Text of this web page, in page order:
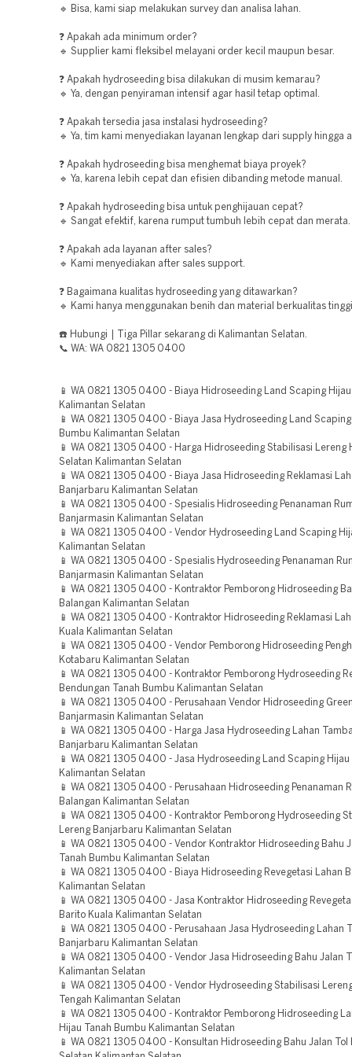
🔹 Bisa, kami siap melakukan survey dan analisa lahan.
❓ Apakah ada minimum order?
🔹 Supplier kami fleksibel melayani order kecil maupun besar.
❓ Apakah hydroseeding bisa dilakukan di musim kemarau?
🔹 Ya, dengan penyiraman intensif agar hasil tetap optimal.
❓ Apakah tersedia jasa instalasi hydroseeding?
🔹 Ya, tim kami menyediakan layanan lengkap dari supply hingga
❓ Apakah hydroseeding bisa menghemat biaya proyek?
🔹 Ya, karena lebih cepat dan efisien dibanding metode manual.
❓ Apakah hydroseeding bisa untuk penghijauan cepat?
🔹 Sangat efektif, karena rumput tumbuh lebih cepat dan merata.
❓ Apakah ada layanan after sales?
🔹 Kami menyediakan after sales support.
❓ Bagaimana kualitas hydroseeding yang ditawarkan?
🔹 Kami hanya menggunakan benih dan material berkualitas
☎️ Hubungi | Tiga Pillar sekarang di Kalimantan Selatan.
📞 WA: WA 0821 1305 0400
📱 WA 0821 1305 0400 - Biaya Hidroseeding Land Scaping
Kalimantan Selatan
📱 WA 0821 1305 0400 - Biaya Jasa Hydroseeding Land
Bumbu Kalimantan Selatan
📱 WA 0821 1305 0400 - Harga Hidroseeding Stabilisasi Lereng
Selatan Kalimantan Selatan
📱 WA 0821 1305 0400 - Biaya Jasa Hidroseeding Reklamasi
Banjarbaru Kalimantan Selatan
📱 WA 0821 1305 0400 - Spesialis Hidroseeding Penanaman
Banjarmasin Kalimantan Selatan
📱 WA 0821 1305 0400 - Vendor Hydroseeding Land Scaping
Kalimantan Selatan
📱 WA 0821 1305 0400 - Spesialis Hydroseeding Penanaman
Banjarmasin Kalimantan Selatan
📱 WA 0821 1305 0400 - Kontraktor Pemborong Hidroseeding
Balangan Kalimantan Selatan
📱 WA 0821 1305 0400 - Kontraktor Hidroseeding Reklamasi
Kuala Kalimantan Selatan
📱 WA 0821 1305 0400 - Vendor Pemborong Hidroseeding
Kotabaru Kalimantan Selatan
📱 WA 0821 1305 0400 - Kontraktor Pemborong Hydroseeding
Bendungan Tanah Bumbu Kalimantan Selatan
📱 WA 0821 1305 0400 - Perusahaan Vendor Hidroseeding
Banjarmasin Kalimantan Selatan
📱 WA 0821 1305 0400 - Harga Jasa Hydroseeding Lahan
Banjarbaru Kalimantan Selatan
📱 WA 0821 1305 0400 - Jasa Hydroseeding Land Scaping
Kalimantan Selatan
📱 WA 0821 1305 0400 - Perusahaan Hidroseeding Penanaman
Balangan Kalimantan Selatan
📱 WA 0821 1305 0400 - Kontraktor Pemborong Hydroseeding
Lereng Banjarbaru Kalimantan Selatan
📱 WA 0821 1305 0400 - Vendor Kontraktor Hidroseeding Bahu
Tanah Bumbu Kalimantan Selatan
📱 WA 0821 1305 0400 - Biaya Hidroseeding Revegetasi Lahan
Kalimantan Selatan
📱 WA 0821 1305 0400 - Jasa Kontraktor Hidroseeding
Barito Kuala Kalimantan Selatan
📱 WA 0821 1305 0400 - Perusahaan Jasa Hydroseeding Lahan
Banjarbaru Kalimantan Selatan
📱 WA 0821 1305 0400 - Vendor Jasa Hidroseeding Bahu Jalan
Kalimantan Selatan
📱 WA 0821 1305 0400 - Vendor Hydroseeding Stabilisasi
Tengah Kalimantan Selatan
📱 WA 0821 1305 0400 - Kontraktor Pemborong Hidroseeding
Hijau Tanah Bumbu Kalimantan Selatan
📱 WA 0821 1305 0400 - Konsultan Hidroseeding Bahu Jalan Tol